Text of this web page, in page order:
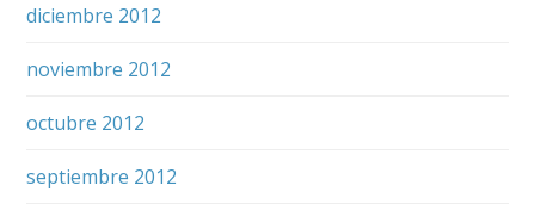
diciembre 2012
noviembre 2012
octubre 2012
septiembre 2012